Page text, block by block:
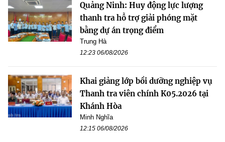
Quảng Ninh: Huy động lực lượng
thanh tra hỗ trợ giải phóng mặt
bằng dự án trọng điểm
Trung Hà
12:23 06/08/2026
Khai giảng lớp bồi dưỡng nghiệp vụ
Thanh tra viên chính K05.2026 tại
Khánh Hòa
Minh Nghĩa
12:15 06/08/2026